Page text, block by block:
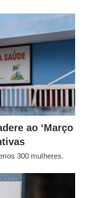
ao ‘Março
300 mulheres.